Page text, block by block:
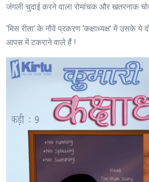
जंगली चुदाई करने वाला रोमांचक और खतरनाक
‘मिस रीता’ के नौवें प्रकरण ‘कक्षाध्यक्ष’ में उसके
आपस में टकराने वाले हैं !